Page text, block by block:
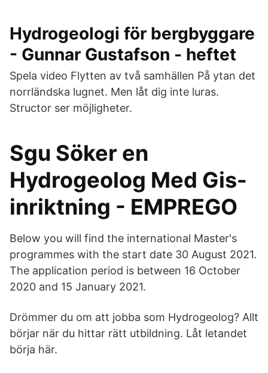
Hydrogeologi för bergbyggare
- Gunnar Gustafson - heftet
Spela video Flytten av två samhällen På ytan det
norrländska lugnet. Men låt dig inte luras.
Structor ser möjligheter.
Sgu Söker en
Hydrogeolog Med Gis-
inriktning - EMPREGO
Below you will find the international Master's
programmes with the start date 30 August 2021.
The application period is between 16 October
2020 and 15 January 2021.
Drömmer du om att jobba som Hydrogeolog? Allt
börjar när du hittar rätt utbildning. Låt letandet
börja här.